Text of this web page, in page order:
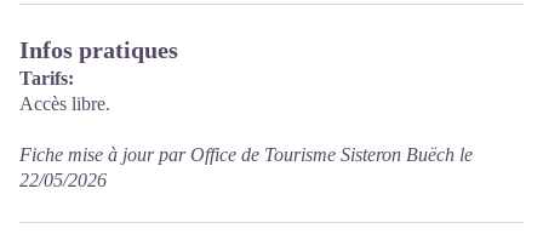
Infos pratiques
Tarifs:
Accès libre.
Fiche mise à jour par Office de Tourisme Sisteron Buëch le
22/05/2026